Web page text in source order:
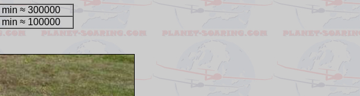
min ≈ 300000
min ≈ 100000